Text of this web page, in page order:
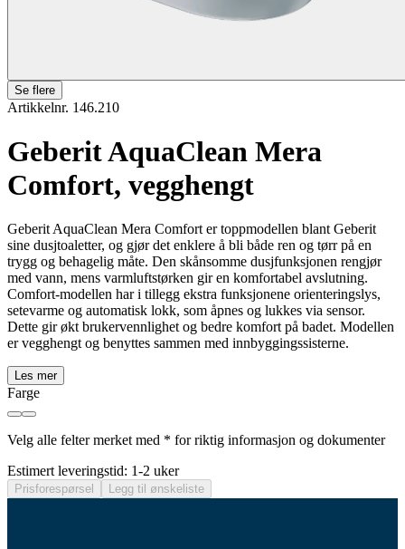
Se flere
Artikkelnr. 146.210
Geberit AquaClean Mera
Comfort, vegghengt
Geberit AquaClean Mera Comfort er toppmodellen blant Geberit
sine dusjtoaletter, og gjør det enklere å bli både ren og tørr på en
trygg og behagelig måte. Den skånsomme dusjfunksjonen rengjør
med vann, mens varmluftstørken gir en komfortabel avslutning.
Comfort-modellen har i tillegg ekstra funksjonene orienteringslys,
setevarme og automatisk lokk, som åpnes og lukkes via sensor.
Dette gir økt brukervennlighet og bedre komfort på badet. Modellen
er vegghengt og benyttes sammen med innbyggingssisterne.
Les mer
Farge
Velg alle felter merket med * for riktig informasjon og dokumenter
Estimert leveringstid: 1-2 uker
Prisforespørsel Legg til ønskeliste